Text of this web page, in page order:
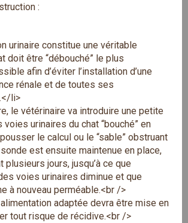
:
urinaire constitue une véritable
doit être “débouché” le plus
afin d’éviter l’installation d’une
rénale et de toutes ses
li>
le vétérinaire va introduire une petite
urinaires du chat “bouché” en
le calcul ou le “sable” obstruant
est ensuite maintenue en place,
plusieurs jours, jusqu’à ce que
voies urinaires diminue et que
à nouveau perméable.<br />
adaptée devra être mise en
tout risque de récidive.<br />